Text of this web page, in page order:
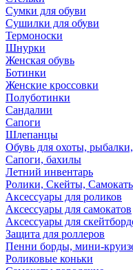
Сумки для обуви
Сушилки для обуви
Термоноски
Шнурки
Женская обувь
Ботинки
Женские кроссовки
Полуботинки
Сандалии
Сапоги
Шлепанцы
Обувь для охоты,
Сапоги, бахилы
Летний инвентарь
Ролики, Скейты,
Аксессуары для роликов
Аксессуары для самокатов
Аксессуары для
Защита для роллеров
Пенни борды, мини-
Роликовые коньки